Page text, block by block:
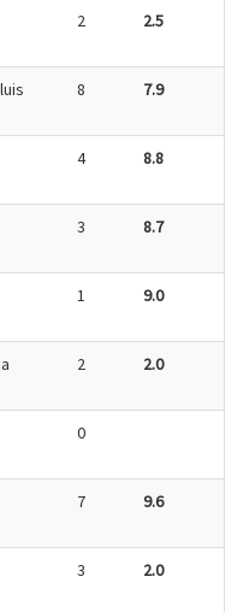
2 2.5
8 7.9
4 8.8
3 8.7
1 9.0
2 2.0
0
7 9.6
3 2.0